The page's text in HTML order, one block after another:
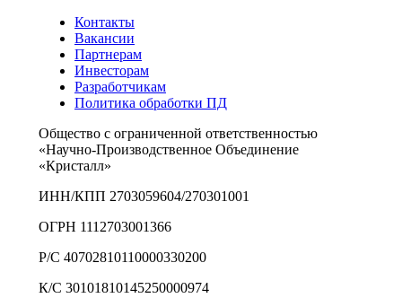
Контакты
Вакансии
Партнерам
Инвесторам
Разработчикам
Политика обработки ПД
Общество с ограниченной ответственностью
«Научно-Производственное Объединение
«Кристалл»
ИНН/КПП 2703059604/270301001
ОГРН 1112703001366
Р/С 40702810110000330200
К/С 30101810145250000974